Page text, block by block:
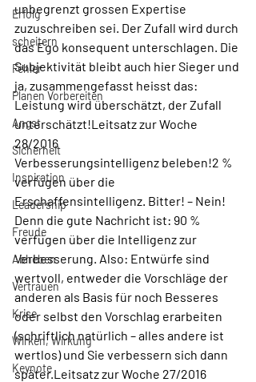
Erfolg
scheitern
Fehler
Planen Vorbereiten
Angst
Sicherheit
Inspiration
Leadership
Freude
Abheben
Vertrauen
Krise
Wirken, Wirkung
Keynote
unbegrenzt grossen Expertise
zuzuschreiben sei. Der Zufall wird durch
das Ego konsequent unterschlagen. Die
Subjektivität bleibt auch hier Sieger und
ja, zusammengefasst heisst das:
Leistung wird überschätzt, der Zufall
unterschätzt!Leitsatz zur Woche
28/2016
Verbesserungsintelligenz beleben!2 %
verfügen über die
Erschaffensintelligenz. Bitter! – Nein!
Denn die gute Nachricht ist: 90 %
verfügen über die Intelligenz zur
Verbesserung. Also: Entwürfe sind
wertvoll, entweder die Vorschläge der
anderen als Basis für noch Besseres
oder selbst den Vorschlag erarbeiten
(schriftlich natürlich – alles andere ist
wertlos) und Sie verbessern sich dann
später.Leitsatz zur Woche 27/2016